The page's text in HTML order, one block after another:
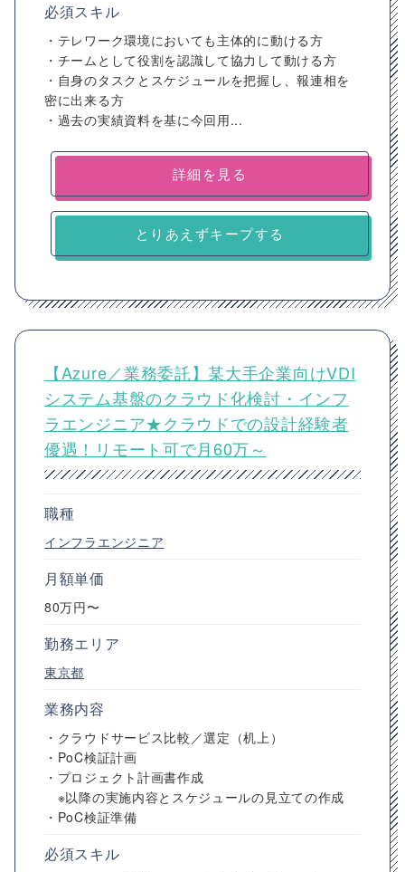
必須スキル
・テレワーク環境においても主体的に動ける方
・チームとして役割を認識して協力して動ける方
・自身のタスクとスケジュールを把握し、報連相を
密に出来る方
・過去の実績資料を基に今回用...
詳細を見る
とりあえずキープする
【Azure／業務委託】某大手企業向けVDI
システム基盤のクラウド化検討・インフ
ラエンジニア★クラウドでの設計経験者
優遇！リモート可で月60万～
職種
インフラエンジニア
月額単価
80万円〜
勤務エリア
東京都
業務内容
・クラウドサービス比較／選定（机上）
・PoC検証計画
・プロジェクト計画書作成
※以降の実施内容とスケジュールの見立ての作成
・PoC検証準備
必須スキル